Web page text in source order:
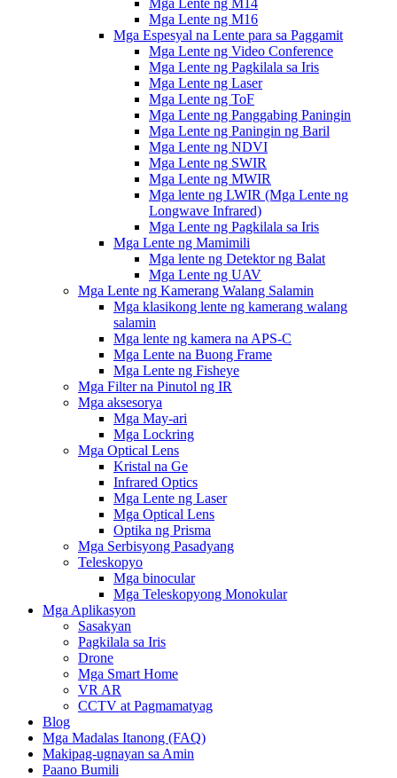
Mga Lente ng M14
Mga Lente ng M16
Mga Espesyal na Lente para sa Paggamit
Mga Lente ng Video Conference
Mga Lente ng Pagkilala sa Iris
Mga Lente ng Laser
Mga Lente ng ToF
Mga Lente ng Panggabing Paningin
Mga Lente ng Paningin ng Baril
Mga Lente ng NDVI
Mga Lente ng SWIR
Mga Lente ng MWIR
Mga lente ng LWIR (Mga Lente ng
Longwave Infrared)
Mga Lente ng Pagkilala sa Iris
Mga Lente ng Mamimili
Mga lente ng Detektor ng Balat
Mga Lente ng UAV
Mga Lente ng Kamerang Walang Salamin
Mga klasikong lente ng kamerang walang
salamin
Mga lente ng kamera na APS-C
Mga Lente na Buong Frame
Mga Lente ng Fisheye
Mga Filter na Pinutol ng IR
Mga aksesorya
Mga May-ari
Mga Lockring
Mga Optical Lens
Kristal na Ge
Infrared Optics
Mga Lente ng Laser
Mga Optical Lens
Optika ng Prisma
Mga Serbisyong Pasadyang
Teleskopyo
Mga binocular
Mga Teleskopyong Monokular
Mga Aplikasyon
Sasakyan
Pagkilala sa Iris
Drone
Mga Smart Home
VR AR
CCTV at Pagmamatyag
Blog
Mga Madalas Itanong (FAQ)
Makipag-ugnayan sa Amin
Paano Bumili